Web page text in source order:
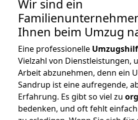
Wir sind ein
Ihnen beim Umzug
Eine professionelle
Vielzahl von Dienstleistungen,
Arbeit abzunehmen, denn ein
Sandrup ist eine aufregende,
Erfahrung. Es gibt so viel zu
bedenken, und oft fehlt